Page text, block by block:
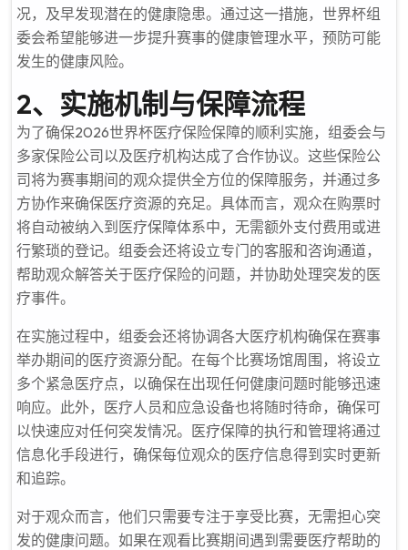
况，及早发现潜在的健康隐患。通过这一措施，世界杯组
委会希望能够进一步提升赛事的健康管理水平，预防可能
发生的健康风险。
2、实施机制与保障流程
为了确保2026世界杯医疗保险保障的顺利实施，组委会与
多家保险公司以及医疗机构达成了合作协议。这些保险公
司将为赛事期间的观众提供全方位的保障服务，并通过多
方协作来确保医疗资源的充足。具体而言，观众在购票时
将自动被纳入到医疗保障体系中，无需额外支付费用或进
行繁琐的登记。组委会还将设立专门的客服和咨询通道，
帮助观众解答关于医疗保险的问题，并协助处理突发的医
疗事件。
在实施过程中，组委会还将协调各大医疗机构确保在赛事
举办期间的医疗资源分配。在每个比赛场馆周围，将设立
多个紧急医疗点，以确保在出现任何健康问题时能够迅速
响应。此外，医疗人员和应急设备也将随时待命，确保可
以快速应对任何突发情况。医疗保障的执行和管理将通过
信息化手段进行，确保每位观众的医疗信息得到实时更新
和追踪。
对于观众而言，他们只需要专注于享受比赛，无需担心突
发的健康问题。如果在观看比赛期间遇到需要医疗帮助的